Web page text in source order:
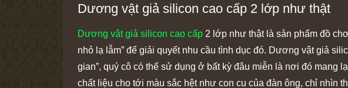
Dương vật giả silicon cao cấp 2 lớp như thật
Dương vật giả silicon cao cấp 2 lớp như thật là sản phẩm đồ
nhỏ lạ lẫm” để giải quyết nhu cầu tình dục đó. Dương vật giả
gian”, quý cô có thể sử dụng ở bất kỳ đâu miễn là nơi đó mang
chất liệu cho tới màu sắc hệt như con cu của đàn ông, chỉ nhìn